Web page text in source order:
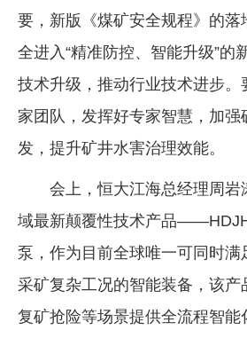
要，新版《煤矿安全规程》的落
全进入“精准防控、智能升级”的
技术升级，推动行业技术进步。
家团队，发挥好专家智慧，加强
发，提升矿井水害治理效能。
会上，恒大江海总经理周岩
域最新颠覆性技术产品
泵，作为目前全球唯一可同时满
采矿复杂工况的智能装备，该产
复矿抢险等场景提供全流程智能